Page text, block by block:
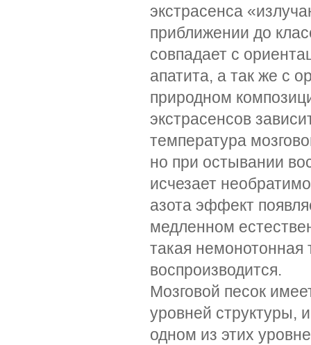
экстрасенса
приближении до
совпадает с
апатита, а так же с
природном
экстрасенсов
температура
но при остывании
исчезает
азота эффект
медленном
такая немонотонная
воспроизводится.
Мозговой песок
уровней структуры,
одном из этих